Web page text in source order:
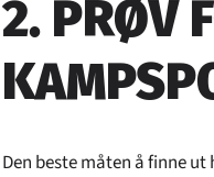
2. PRØV
Den beste måten å finne